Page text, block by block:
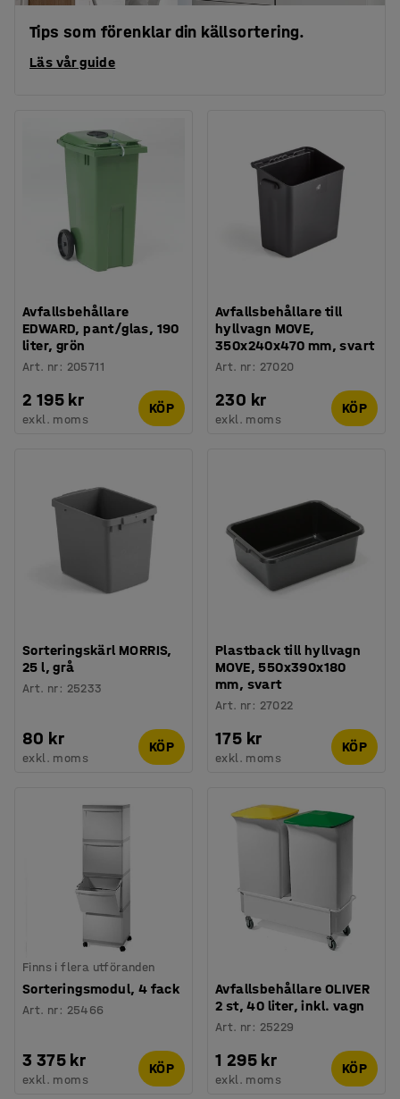
Tips som förenklar din källsortering.
Läs vår guide
Avfallsbehållare
EDWARD, pant/glas, 190
liter, grön
Art. nr: 205711
2 195 kr
exkl. moms
KÖP
Avfallsbehållare till
hyllvagn MOVE,
350x240x470 mm, svart
Art. nr: 27020
230 kr
exkl. moms
KÖP
Sorteringskärl MORRIS,
25 l, grå
Art. nr: 25233
80 kr
exkl. moms
KÖP
Plastback till hyllvagn
MOVE, 550x390x180
mm, svart
Art. nr: 27022
175 kr
exkl. moms
KÖP
Finns i flera utföranden
Sorteringsmodul, 4 fack
Art. nr: 25466
3 375 kr
exkl. moms
KÖP
Avfallsbehållare OLIVER
2 st, 40 liter, inkl. vagn
Art. nr: 25229
1 295 kr
exkl. moms
KÖP